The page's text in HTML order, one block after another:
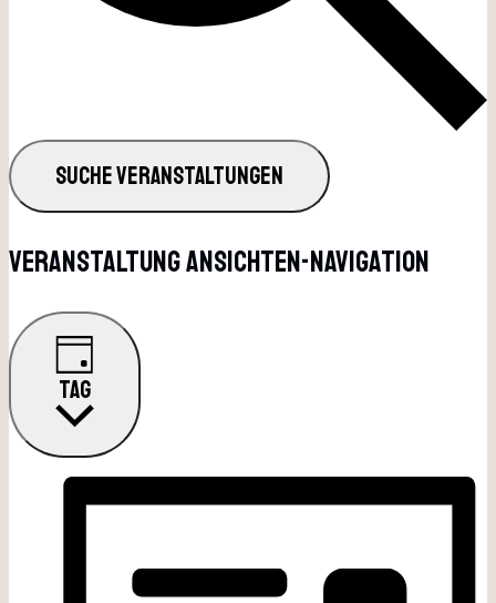
SUCHE VERANSTALTUNGEN
Veranstaltung Ansichten-Navigation
TAG